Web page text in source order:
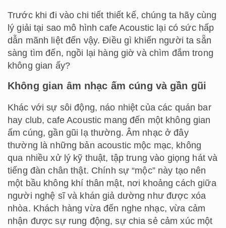
Trước khi đi vào chi tiết thiết kế, chúng ta hãy cùng
lý giải tại sao mô hình cafe Acoustic lại có sức hấp
dẫn mãnh liệt đến vậy. Điều gì khiến người ta sẵn
sàng tìm đến, ngồi lại hàng giờ và chìm đắm trong
không gian ấy?
Không gian âm nhạc ấm cúng và gần gũi
Khác với sự sôi động, náo nhiệt của các quán bar
hay club, cafe Acoustic mang đến một không gian
ấm cúng, gần gũi lạ thường. Âm nhạc ở đây
thường là những bản acoustic mộc mạc, không
qua nhiều xử lý kỹ thuật, tập trung vào giọng hát và
tiếng đàn chân thật. Chính sự “mộc” này tạo nên
một bầu không khí thân mật, nơi khoảng cách giữa
người nghệ sĩ và khán giả dường như được xóa
nhòa. Khách hàng vừa đến nghe nhạc, vừa cảm
nhận được sự rung động, sự chia sẻ cảm xúc một